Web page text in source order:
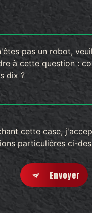
pas un robot,
à cette question :
dix ?
cette case,
particulières ci-
Envoyer